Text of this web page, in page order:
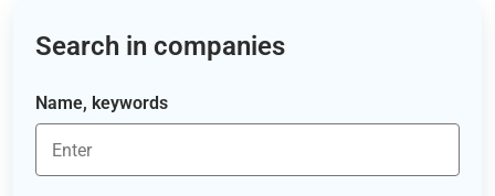
Search in companies
Name, keywords